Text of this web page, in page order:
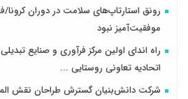
رونق استارتاپ‌های سلامت در دوران کرونا/
موفقیت‌آمیز نبود
راه اندای اولین مرکز فرآوری و صنایع
اتحادیه تعاونی روستایی ...
شرکت دانش‌بنیان گسترش طراحان‌‌ ‌نقش‌